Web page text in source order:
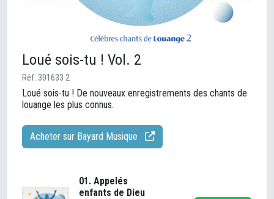
Loué sois-tu ! Vol. 2
Réf. 301633 2
Loué sois-tu ! De nouveaux enregistrements des chants de
louange les plus connus.
Acheter sur Bayard Musique
01. Appelés
enfants de Dieu